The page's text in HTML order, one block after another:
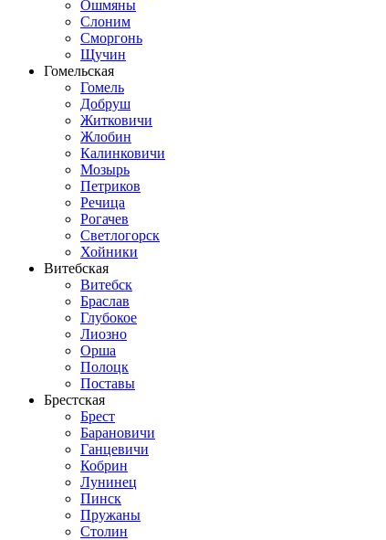
Ошмяны
Слоним
Сморгонь
Щучин
Гомельская
Гомель
Добруш
Житковичи
Жлобин
Калинковичи
Мозырь
Петриков
Речица
Рогачев
Светлогорск
Хойники
Витебская
Витебск
Браслав
Глубокое
Лиозно
Орша
Полоцк
Поставы
Брестская
Брест
Барановичи
Ганцевичи
Кобрин
Лунинец
Пинск
Пружаны
Столин